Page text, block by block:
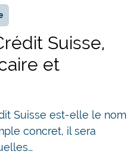
Suisse,
et
Suisse est-elle le nom
concret, il sera